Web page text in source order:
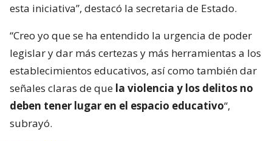
esta iniciativa”, destacó la secretaria de Estado.
“Creo yo que se ha entendido la urgencia de poder
legislar y dar más certezas y más herramientas a los
establecimientos educativos, así como también dar
señales claras de que la violencia y los delitos no
deben tener lugar en el espacio educativo“,
subrayó.